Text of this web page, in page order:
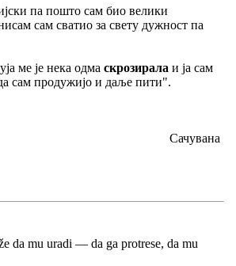
па пошто сам био велики
сам сватио за свету дужност па
ме је нека одма скрозирала и ја сам
сам продужијо и даље пити".
Сачувана
da mu uradi — da ga protrese, da mu